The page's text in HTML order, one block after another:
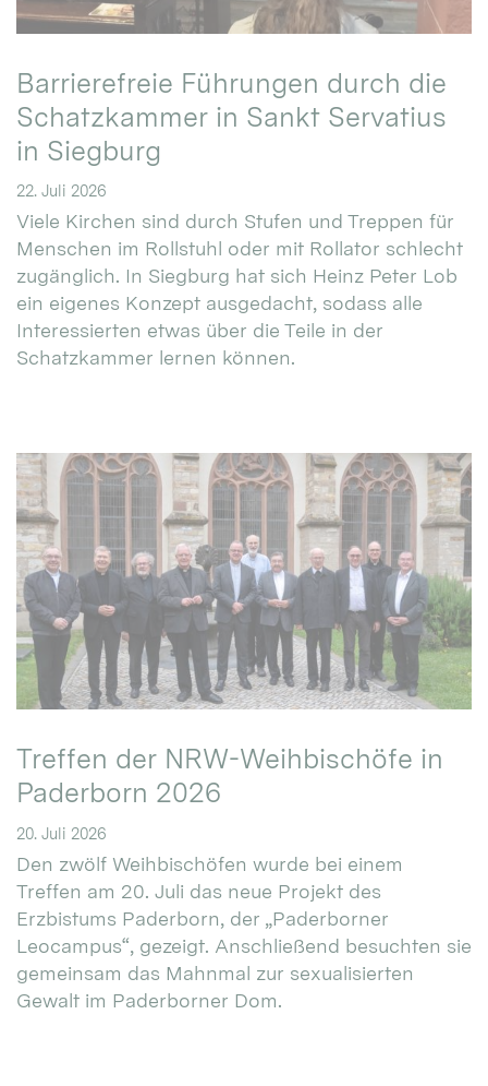
Barrierefreie Führungen durch die
Schatzkammer in Sankt Servatius
in Siegburg
22. Juli 2026
Viele Kirchen sind durch Stufen und Treppen für
Menschen im Rollstuhl oder mit Rollator schlecht
zugänglich. In Siegburg hat sich Heinz Peter Lob
ein eigenes Konzept ausgedacht, sodass alle
Interessierten etwas über die Teile in der
Schatzkammer lernen können.
Treffen der NRW-Weihbischöfe in
Paderborn 2026
20. Juli 2026
Den zwölf Weihbischöfen wurde bei einem
Treffen am 20. Juli das neue Projekt des
Erzbistums Paderborn, der „Paderborner
Leocampus“, gezeigt. Anschließend besuchten sie
gemeinsam das Mahnmal zur sexualisierten
Gewalt im Paderborner Dom.